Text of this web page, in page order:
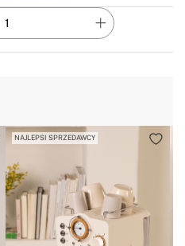
NAJLEPSI SPRZEDAWCY